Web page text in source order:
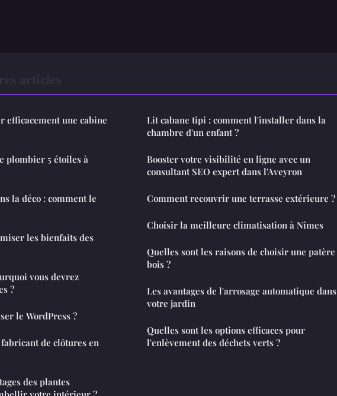
efficacement une cabine
plombier 5 étoiles à
la déco : comment le
les bienfaits des
vous devrez
?
le WordPress ?
de clôtures en
des plantes
Lit cabane tipi : comment l'installer dans la
chambre d'un enfant ?
Booster votre visibilité en ligne avec un
consultant SEO expert dans l'Aveyron
Comment recouvrir une terrasse extérieure ?
Choisir la meilleure climatisation à Nîmes
Quelles sont les raisons de choisir une patère
bois ?
Les avantages de l'arrosage automatique dans
votre jardin
Quelles sont les options efficaces pour
l'enlèvement des déchets verts ?